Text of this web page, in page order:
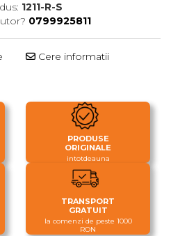
1211-R-S
0799925811
Cere informatii
PRODUSE
ORIGINALE
intotdeauna
TRANSPORT
GRATUIT
la comenzi de peste 1000
RON